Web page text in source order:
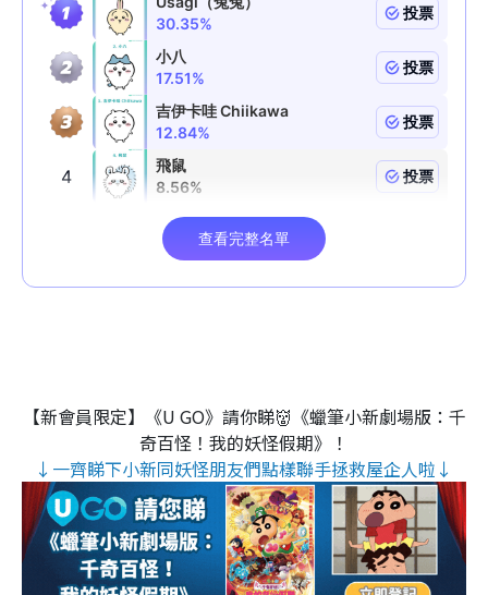
【新會員限定】《U GO》請你睇👹《蠟筆小新劇場版：千
奇百怪！我的妖怪假期》！
↓一齊睇下小新同妖怪朋友們點樣聯手拯救屋企人啦↓